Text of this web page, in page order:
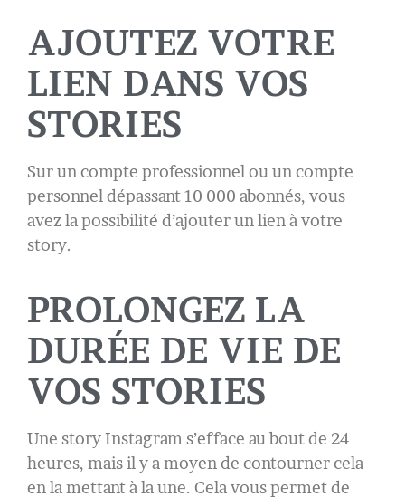
AJOUTEZ VOTRE
LIEN DANS VOS
STORIES
Sur un compte professionnel ou un compte
personnel dépassant 10 000 abonnés, vous
avez la possibilité d’ajouter un lien à votre
story.
PROLONGEZ LA
DURÉE DE VIE DE
VOS STORIES
Une story Instagram s’efface au bout de 24
heures, mais il y a moyen de contourner cela
en la mettant à la une. Cela vous permet de